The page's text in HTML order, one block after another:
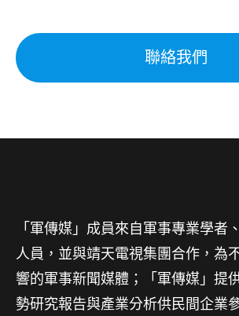
聯絡我們
「軍傳媒」成員來自軍事專業學者
人員，並與靖天電視集團合作，為
響的軍事新聞媒體；「軍傳媒」提
勢研究報告與產業分析供民間企業